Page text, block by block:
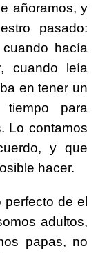
añoramos, y
pasado:
hacía
cuando leía
en tener un
tiempo para
Lo contamos
y que
hacer.
de el
adultos,
papas, no